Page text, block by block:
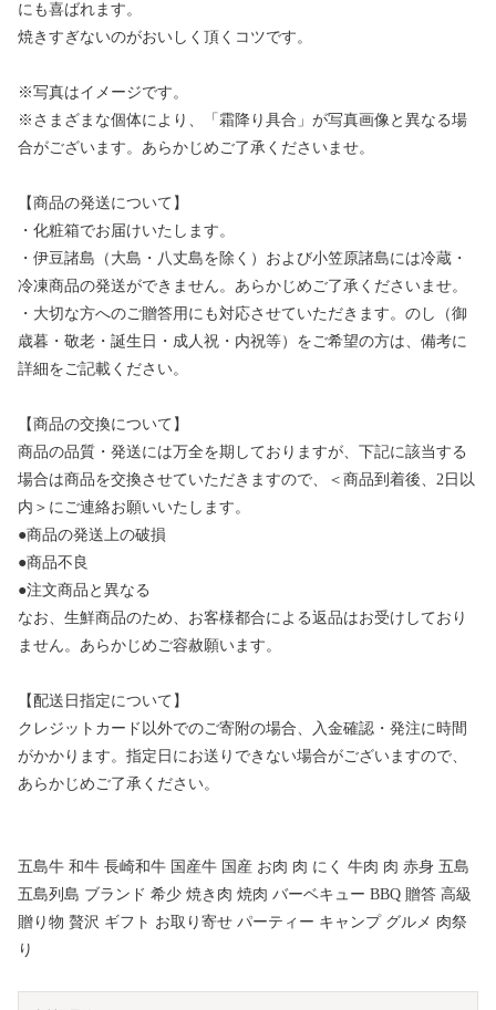
にも喜ばれます。
焼きすぎないのがおいしく頂くコツです。
※写真はイメージです。
※さまざまな個体により、「霜降り具合」が写真画像と異なる場
合がございます。あらかじめご了承くださいませ。
【商品の発送について】
・化粧箱でお届けいたします。
・伊豆諸島（大島・八丈島を除く）および小笠原諸島には冷蔵・
冷凍商品の発送ができません。あらかじめご了承くださいませ。
・大切な方へのご贈答用にも対応させていただきます。のし（御
歳暮・敬老・誕生日・成人祝・内祝等）をご希望の方は、備考に
詳細をご記載ください。
【商品の交換について】
商品の品質・発送には万全を期しておりますが、下記に該当する
場合は商品を交換させていただきますので、＜商品到着後、2日以
内＞にご連絡お願いいたします。
●商品の発送上の破損
●商品不良
●注文商品と異なる
なお、生鮮商品のため、お客様都合による返品はお受けしており
ません。あらかじめご容赦願います。
【配送日指定について】
クレジットカード以外でのご寄附の場合、入金確認・発注に時間
がかかります。指定日にお送りできない場合がございますので、
あらかじめご了承ください。
五島牛 和牛 長崎和牛 国産牛 国産 お肉 肉 にく 牛肉 肉 赤身 五島
五島列島 ブランド 希少 焼き肉 焼肉 バーベキュー BBQ 贈答 高級
贈り物 贅沢 ギフト お取り寄せ パーティー キャンプ グルメ 肉祭
り